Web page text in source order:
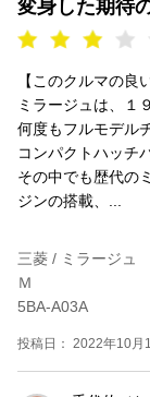
変身した期待
【このクルマの良
ミラージュは、１
何度もフルモデル
コンパクトハッチ
その中でも歴代の
ジンの搭載、...
三菱 / ミラージュ
Ｍ
5BA-A03A
投稿日： 2022年10月